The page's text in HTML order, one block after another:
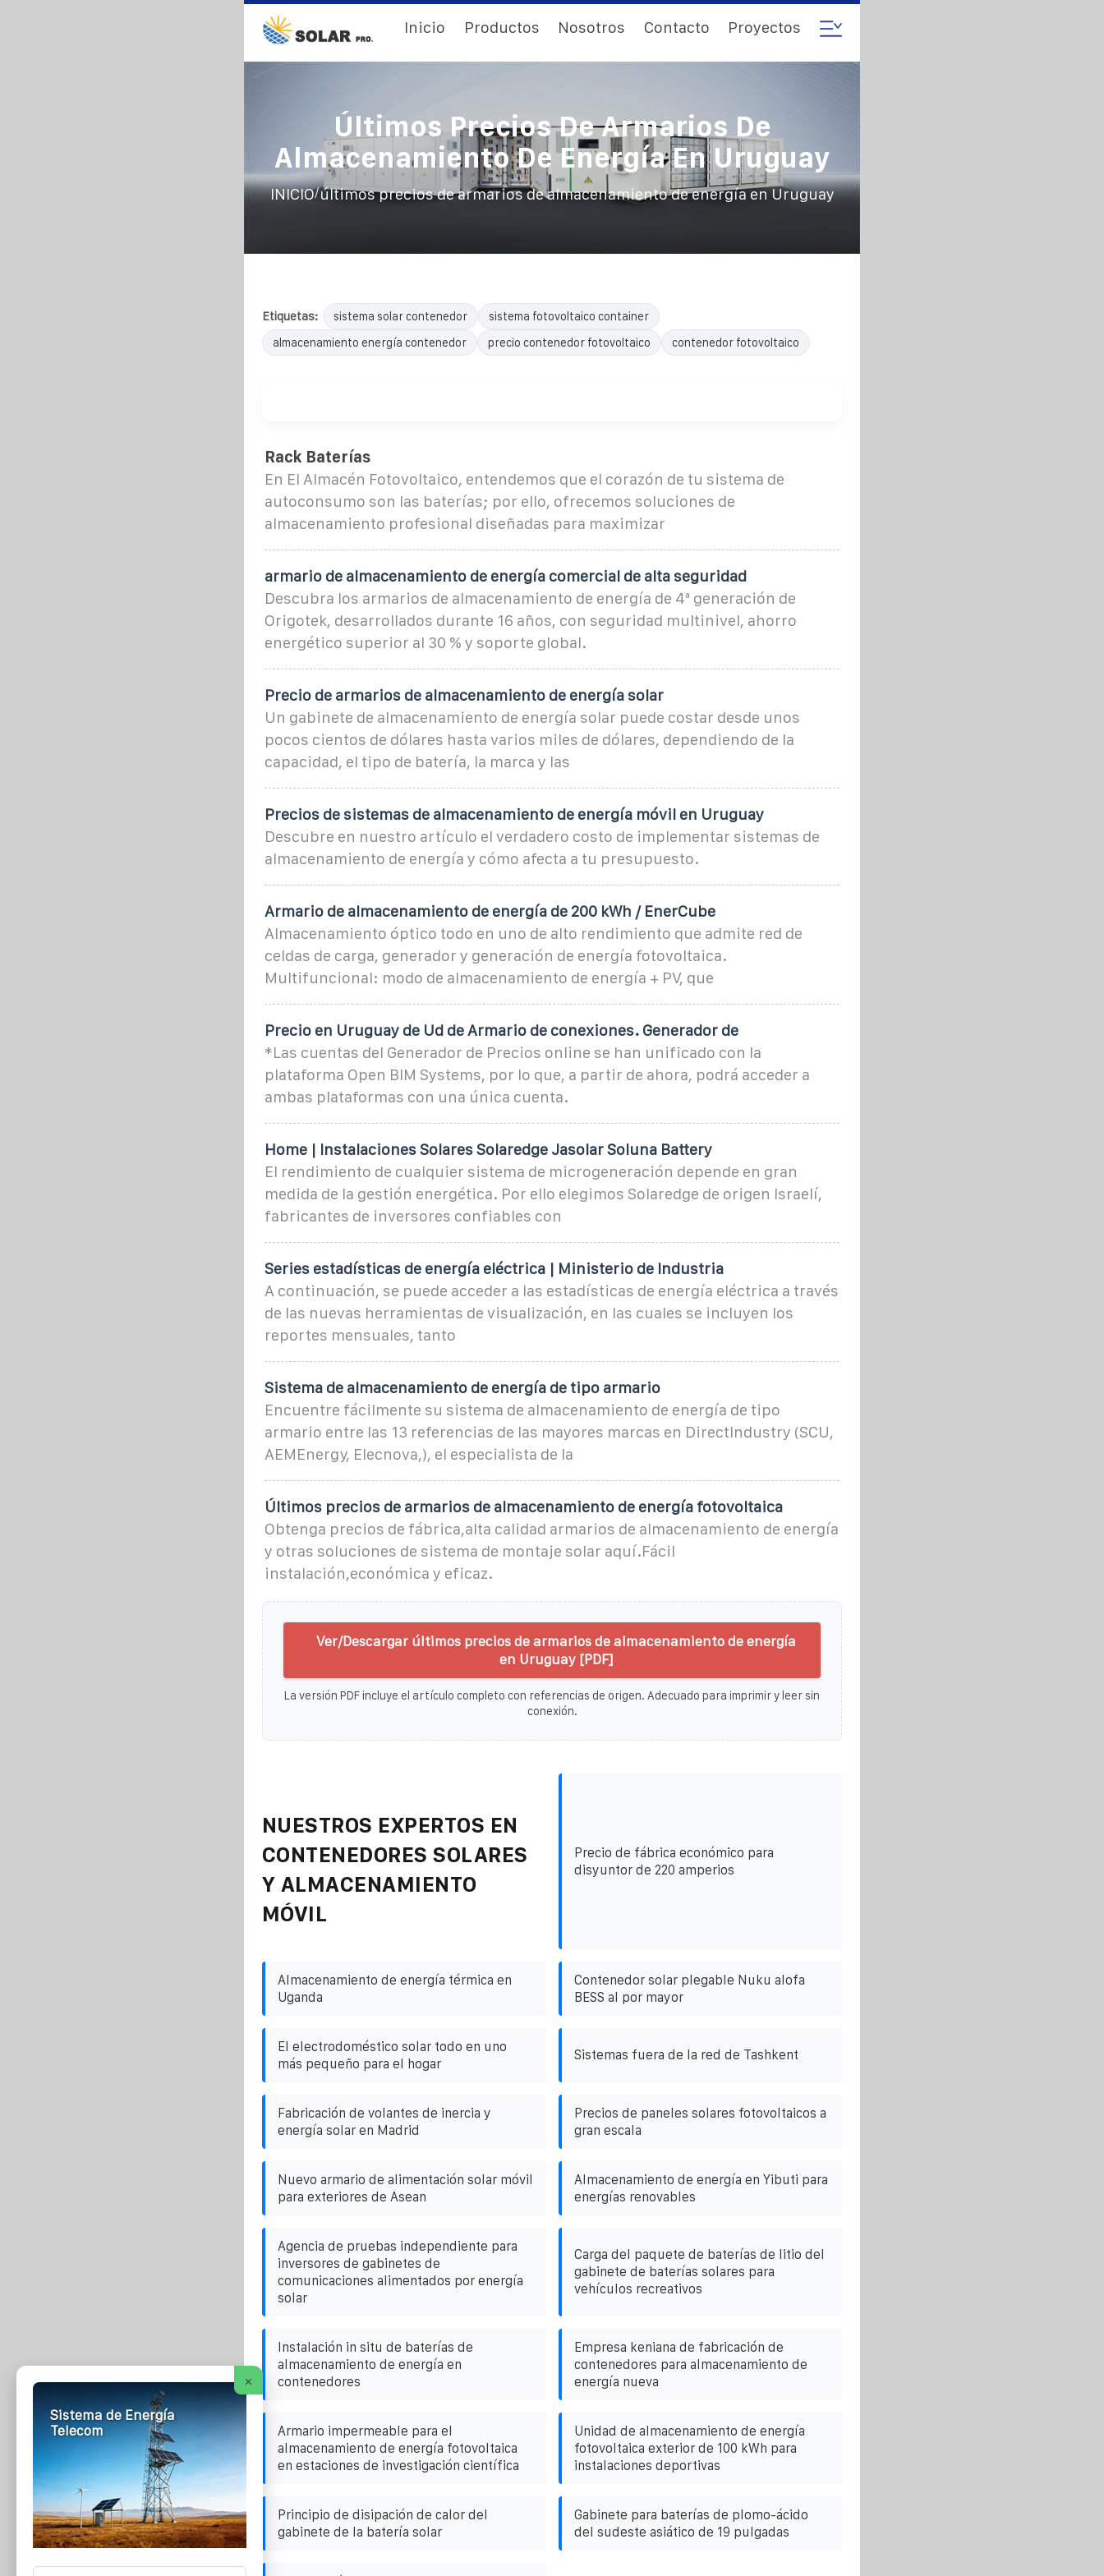
Inicio Productos Nosotros Contacto Proyectos
Últimos Precios De Armarios De
Almacenamiento De Energía En Uruguay
INICIO/últimos precios de armarios de almacenamiento de energía en Uruguay
Etiquetas: sistema solar contenedor
sistema fotovoltaico container
almacenamiento energía contenedor
precio contenedor fotovoltaico contenedor fotovoltaico
Rack Baterías
En El Almacén Fotovoltaico, entendemos que el corazón de tu sistema de
autoconsumo son las baterías; por ello, ofrecemos soluciones de
almacenamiento profesional diseñadas para maximizar
armario de almacenamiento de energía comercial de alta seguridad
Descubra los armarios de almacenamiento de energía de 4ª generación de
Origotek, desarrollados durante 16 años, con seguridad multinivel, ahorro
energético superior al 30 % y soporte global.
Precio de armarios de almacenamiento de energía solar
Un gabinete de almacenamiento de energía solar puede costar desde unos
pocos cientos de dólares hasta varios miles de dólares, dependiendo de la
capacidad, el tipo de batería, la marca y las
Precios de sistemas de almacenamiento de energía móvil en Uruguay
Descubre en nuestro artículo el verdadero costo de implementar sistemas de
almacenamiento de energía y cómo afecta a tu presupuesto.
Armario de almacenamiento de energía de 200 kWh / EnerCube
Almacenamiento óptico todo en uno de alto rendimiento que admite red de
celdas de carga, generador y generación de energía fotovoltaica.
Multifuncional: modo de almacenamiento de energía + PV, que
Precio en Uruguay de Ud de Armario de conexiones. Generador de
*Las cuentas del Generador de Precios online se han unificado con la
plataforma Open BIM Systems, por lo que, a partir de ahora, podrá acceder a
ambas plataformas con una única cuenta.
Home | Instalaciones Solares Solaredge Jasolar Soluna Battery
El rendimiento de cualquier sistema de microgeneración depende en gran
medida de la gestión energética. Por ello elegimos Solaredge de origen Israelí,
fabricantes de inversores confiables con
Series estadísticas de energía eléctrica | Ministerio de Industria
A continuación, se puede acceder a las estadísticas de energía eléctrica a través
de las nuevas herramientas de visualización, en las cuales se incluyen los
reportes mensuales, tanto
Sistema de almacenamiento de energía de tipo armario
Encuentre fácilmente su sistema de almacenamiento de energía de tipo
armario entre las 13 referencias de las mayores marcas en DirectIndustry (SCU,
AEMEnergy, Elecnova,), el especialista de la
Últimos precios de armarios de almacenamiento de energía fotovoltaica
Obtenga precios de fábrica,alta calidad armarios de almacenamiento de energía
y otras soluciones de sistema de montaje solar aquí.Fácil
instalación,económica y eficaz.
Ver/Descargar últimos precios de armarios de almacenamiento de energía
en Uruguay [PDF]
La versión PDF incluye el artículo completo con referencias de origen. Adecuado para imprimir y leer sin
conexión.
NUESTROS EXPERTOS EN
CONTENEDORES SOLARES
Y ALMACENAMIENTO
MÓVIL
Precio de fábrica económico para
disyuntor de 220 amperios
Almacenamiento de energía térmica en
Uganda
Contenedor solar plegable Nuku alofa
BESS al por mayor
El electrodoméstico solar todo en uno
más pequeño para el hogar
Sistemas fuera de la red de Tashkent
Fabricación de volantes de inercia y
energía solar en Madrid
Precios de paneles solares fotovoltaicos a
gran escala
Nuevo armario de alimentación solar móvil
para exteriores de Asean
Almacenamiento de energía en Yibuti para
energías renovables
Agencia de pruebas independiente para
inversores de gabinetes de
comunicaciones alimentados por energía
solar
Carga del paquete de baterías de litio del
gabinete de baterías solares para
vehículos recreativos
Instalación in situ de baterías de
almacenamiento de energía en
contenedores
Empresa keniana de fabricación de
contenedores para almacenamiento de
energía nueva
Armario impermeable para el
almacenamiento de energía fotovoltaica
en estaciones de investigación científica
Unidad de almacenamiento de energía
fotovoltaica exterior de 100 kWh para
instalaciones deportivas
Principio de disipación de calor del
gabinete de la batería solar
Gabinete para baterías de plomo-ácido
del sudeste asiático de 19 pulgadas
×
Sistema de Energía
Telecom